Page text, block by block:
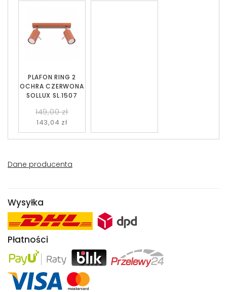
PLAFON RING 2
OCHRA CZERWONA
SOLLUX SL.1507
149,00 zł
143,04 zł
Dane producenta
Wysyłka
Płatności